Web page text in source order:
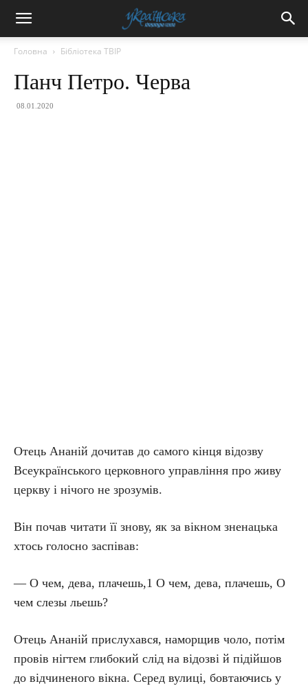
Головна Бібліотека ТВІР
Панч Петро. Черва
08.01.2020
Отець Ананій дочитав до самого кінця відозву
Всеукраїнського церковного управління про живу
церкву і нічого не зрозумів.
Він почав читати її знову, як за вікном зненацька
хтось голосно заспівав:
— О чем, дева, плачешь,1 О чем, дева, плачешь, О
чем слезы льешь?
Отець Ананій прислухався, наморщив чоло, потім
провів нігтем глибокий слід на відозві й підійшов
до відчиненого вікна. Серед вулиці, бовтаючись у